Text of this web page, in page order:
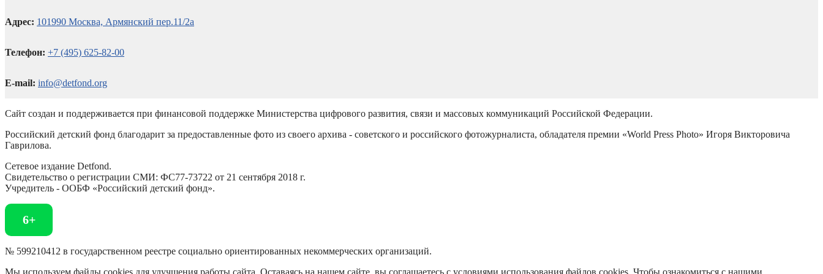
Адрес: 101990 Москва, Армянский пер.11/2а
Телефон: +7 (495) 625-82-00
E-mail: info@detfond.org
Сайт создан и поддерживается при финансовой поддержке Министерства цифрового развития, связи и массовых коммуникаций Российской Федерации.
Российский детский фонд благодарит за предоставленные фото из своего архива - советского и российского фотожурналиста, обладателя премии «World Press Photo» Игоря Викторовича
Гаврилова.
Сетевое издание Detfond.
Свидетельство о регистрации СМИ: ФС77-73722 от 21 сентября 2018 г.
Учредитель - ООБФ «Российский детский фонд».
6+
№ 599210412 в государственном реестре социально ориентированных некоммерческих организаций.